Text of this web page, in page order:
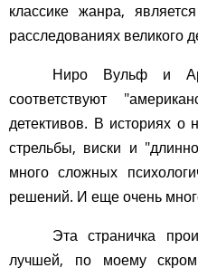
классике жанра,
расследованиях великого
Ниро Вульф и
соответствуют
детективов. В историях о
стрельбы, виски и
много сложных
решений. И еще очень
Эта страничка
лучшей, по моему